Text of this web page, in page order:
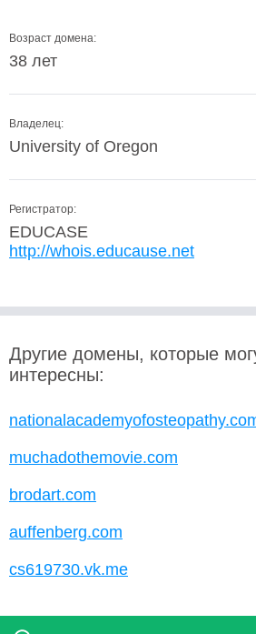
Возраст домена:
38 лет
Владелец:
University of Oregon
Регистратор:
EDUCASE
http://whois.educause.net
Другие домены, которые
интересны:
muchadothemovie.com
brodart.com
auffenberg.com
cs619730.vk.me